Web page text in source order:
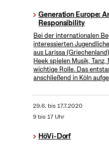
Generation Europe:
Responsibility
Bei der internationalen
interessierten
aus Larissa
Heek spielen Musik,
wichtige Rolle. Das
anschließend in Köln
29.6. bis17.7.2020
9 bis 17 Uhr
HöVi-Dorf